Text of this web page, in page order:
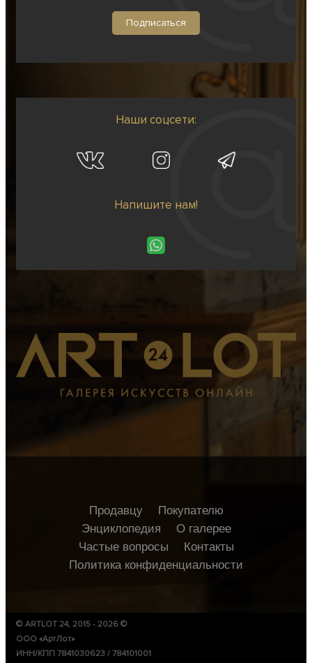
Наши соцсети:
Напишите нам!
Продавцу
Покупателю
Энциклопедия
О галерее
Частые вопросы
Контакты
Политика конфиденциальности
© ARTLOT 24, 2015 - 2026 ©
ООО «АртЛот»
ИНН/КПП 7841030623 / 784101001